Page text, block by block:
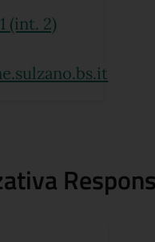
(int. 2)